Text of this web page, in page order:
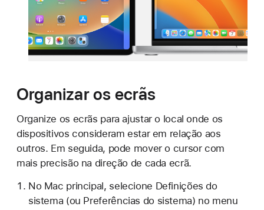
Organizar os ecrãs
Organize os ecrãs para ajustar o local onde os
dispositivos consideram estar em relação aos
outros. Em seguida, pode mover o cursor com
mais precisão na direção de cada ecrã.
No Mac principal, selecione Definições do
sistema (ou Preferências do sistema) no menu